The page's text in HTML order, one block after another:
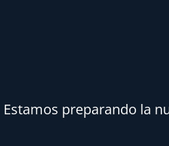
Estamos preparando la